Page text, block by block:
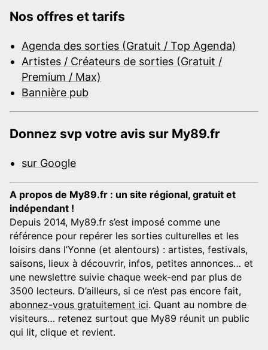
Nos offres et tarifs
Agenda des sorties (Gratuit / Top Agenda)
Artistes / Créateurs de sorties (Gratuit /
Premium / Max)
Bannière pub
Donnez svp votre avis sur My89.fr
sur Google
A propos de My89.fr : un site régional, gratuit et
indépendant !
Depuis 2014, My89.fr s’est imposé comme une
référence pour repérer les sorties culturelles et les
loisirs dans l’Yonne (et alentours) : artistes, festivals,
saisons, lieux à découvrir, infos, petites annonces… et
une newslettre suivie chaque week-end par plus de
3500 lecteurs. D’ailleurs, si ce n’est pas encore fait,
abonnez-vous gratuitement ici. Quant au nombre de
visiteurs… retenez surtout que My89 réunit un public
qui lit, clique et revient.